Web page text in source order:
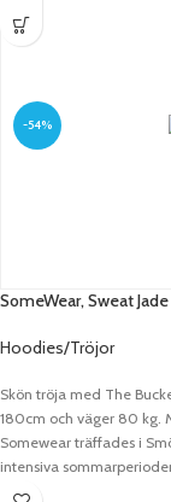
Grundarna till
plagg som bärs av
sommarkvällar. Plaggen
-54%
SomeWear, Sweat
Hoodies/Tröjor
Skön tröja med The
180cm och väger 80 kg.
Somewear träffades i
intensiva
och arrangerade flera